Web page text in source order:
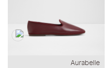
Aurabelle